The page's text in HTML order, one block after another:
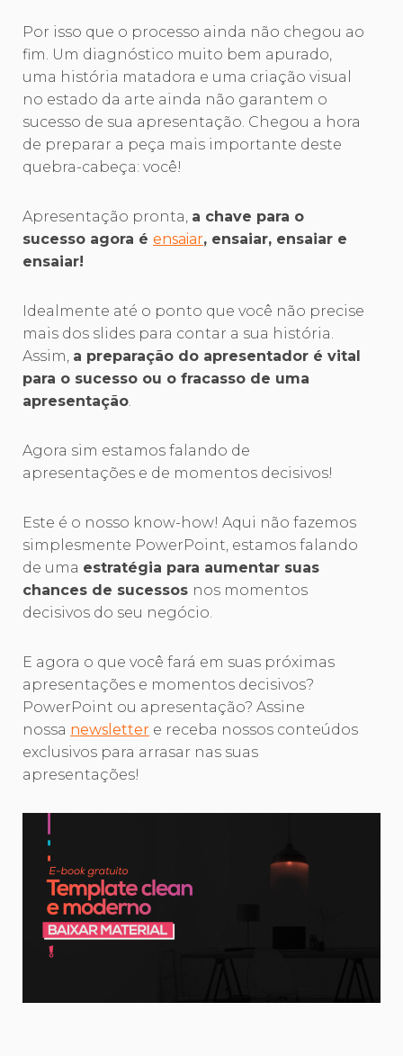
Por isso que o processo ainda não chegou ao
fim. Um diagnóstico muito bem apurado,
uma história matadora e uma criação visual
no estado da arte ainda não garantem o
sucesso de sua apresentação. Chegou a hora
de preparar a peça mais importante deste
quebra-cabeça: você!
Apresentação pronta, a chave para o
sucesso agora é ensaiar, ensaiar, ensaiar e
ensaiar!
Idealmente até o ponto que você não precise
mais dos slides para contar a sua história.
Assim, a preparação do apresentador é vital
para o sucesso ou o fracasso de uma
apresentação.
Agora sim estamos falando de
apresentações e de momentos decisivos!
Este é o nosso know-how! Aqui não fazemos
simplesmente PowerPoint, estamos falando
de uma estratégia para aumentar suas
chances de sucessos nos momentos
decisivos do seu negócio.
E agora o que você fará em suas próximas
apresentações e momentos decisivos?
PowerPoint ou apresentação? Assine
nossa newsletter e receba nossos conteúdos
exclusivos para arrasar nas suas
apresentações!